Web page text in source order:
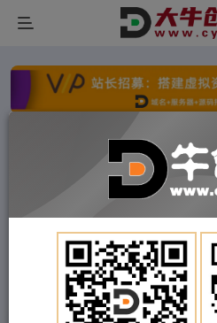
点击开通分站+
文字广告火爆招租
文字广告火爆招租
付费项目 福缘网 正文